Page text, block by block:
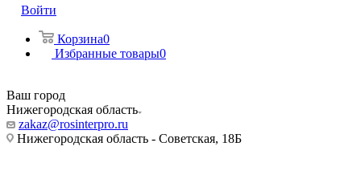
Войти
Корзина0
Избранные товары0
Ваш город
Нижегородская область
zakaz@rosinterpro.ru
Нижегородская область - Советская, 18Б